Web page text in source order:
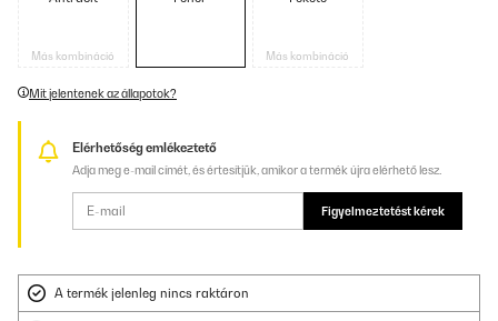
Más kombináció Más kombináció
Mit jelentenek az állapotok?
Elérhetőség emlékeztető
Adja meg e-mail címét, és értesítjük, amikor a termék újra elérhető lesz.
Figyelmeztetést kérek
A termék jelenleg nincs raktáron